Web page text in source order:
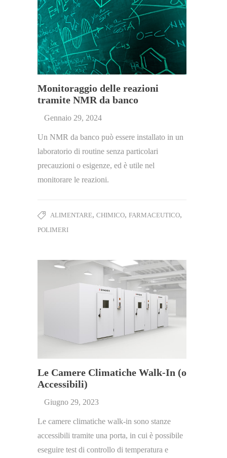
Monitoraggio delle reazioni
tramite NMR da banco
Gennaio 29, 2024
Un NMR da banco può essere installato in un
laboratorio di routine senza particolari
precauzioni o esigenze, ed è utile nel
monitorare le reazioni.
ALIMENTARE, CHIMICO, FARMACEUTICO,
POLIMERI
Le Camere Climatiche Walk-In (o
Accessibili)
Giugno 29, 2023
Le camere climatiche walk-in sono stanze
accessibili tramite una porta, in cui è possibile
eseguire test di controllo di temperatura e